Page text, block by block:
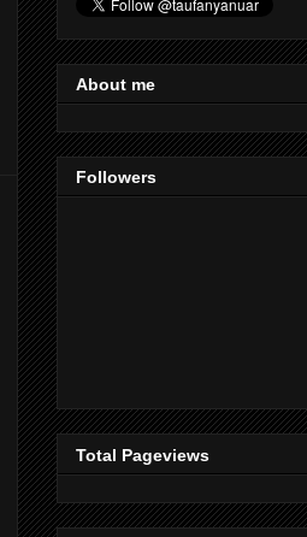
About me
Followers
Total Pageviews